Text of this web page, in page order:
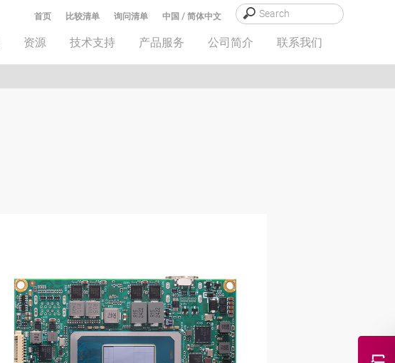
中国 / 简体中文
询问清单
比较清单
首页
资源 技术支持 产品服务 公司简介 联系我们